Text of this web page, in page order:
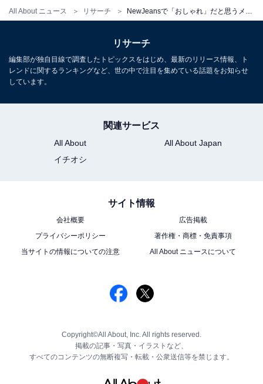
All About ニュース リサーチ NewJeansで「おしゃれ」だと思うメンバーランキング！ 2位「ヘリン」を抑えた1位は？
リサーチ
編集部が独自目線で調査したトピックスをはじめ、最新のリリース情報、ト
レンドに関するランキングなど、世の中で注目を集めている話題をお知らせ
しています。
関連サービス
All About
All About Japan
イチオシ
サイト情報
会社概要
広告掲載
プライバシーポリシー
著作権・商標・免責事項
当サイトの情報についての注意
All About ニュースについて
Copyright©All About, Inc. All rights reserved.
掲載の記事・写真・イラストなど、
すべてのコンテンツの無断複写・転載・公衆送信等を禁じます。